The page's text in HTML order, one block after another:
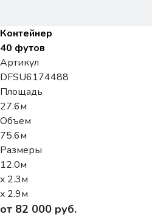
Контейнер
40 футов
Артикул
DFSU6174488
Площадь
27.6м
Объем
75.6м
Размеры
12.0м
x 2.3м
x 2.9м
от 82 000 руб.